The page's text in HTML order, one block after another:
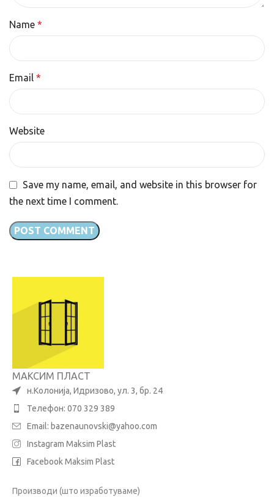
Name *
Email *
Website
Save my name, email, and website in this browser for
the next time I comment.
МАКСИМ ПЛАСТ
н.Колонија, Идризово, ул. 3, бр. 24
Телефон: 070 329 389
Email: bazenaunovski@yahoo.com
Instagram Maksim Plast
Facebook Maksim Plast
Производи (што изработуваме)